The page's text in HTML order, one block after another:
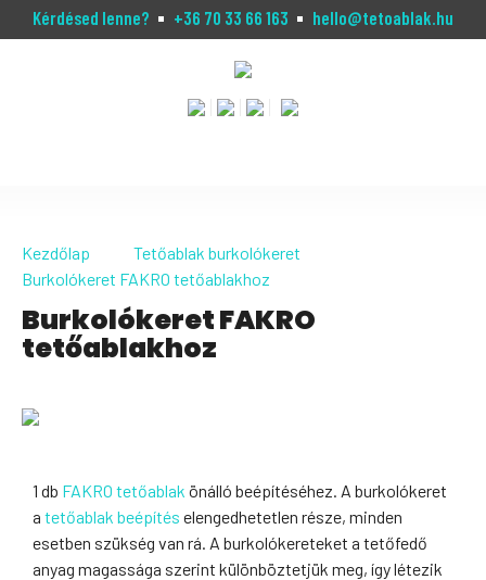
Kérdésed lenne? +36 70 33 66 163 hello@tetoablak.hu
Kezdőlap
Tetőablak burkolókeret
Burkolókeret FAKRO tetőablakhoz
Burkolókeret FAKRO
tetőablakhoz
1 db FAKRO tetőablak önálló beépítéséhez. A burkolókeret
a tetőablak beépítés elengedhetetlen része, minden
esetben szükség van rá. A burkolókereteket a tetőfedő
anyag magassága szerint különböztetjük meg, így létezik